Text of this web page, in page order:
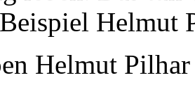
Helmut
Helmut